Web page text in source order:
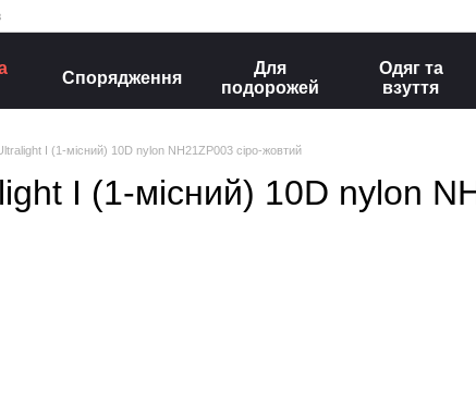
Спорядження
Для
подорожей
Одяг та
взуття
I (1-місний) 10D nylon NH21ZP003 сіро-жовтий
I (1-місний) 10D nylon